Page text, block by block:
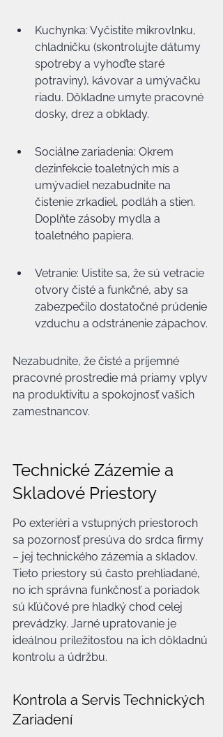
Kuchynka: Vyčistite mikrovlnku,
chladničku (skontrolujte dátumy
spotreby a vyhoďte staré
potraviny), kávovar a umývačku
riadu. Dôkladne umyte pracovné
dosky, drez a obklady.
Sociálne zariadenia: Okrem
dezinfekcie toaletných mís a
umývadiel nezabudnite na
čistenie zrkadiel, podláh a stien.
Doplňte zásoby mydla a
toaletného papiera.
Vetranie: Uistite sa, že sú vetracie
otvory čisté a funkčné, aby sa
zabezpečilo dostatočné prúdenie
vzduchu a odstránenie zápachov.
Nezabudnite, že čisté a príjemné
pracovné prostredie má priamy vplyv
na produktivitu a spokojnosť vašich
zamestnancov.
Technické Zázemie a
Skladové Priestory
Po exteriéri a vstupných priestoroch
sa pozornosť presúva do srdca firmy
– jej technického zázemia a skladov.
Tieto priestory sú často prehliadané,
no ich správna funkčnosť a poriadok
sú kľúčové pre hladký chod celej
prevádzky. Jarné upratovanie je
ideálnou príležitosťou na ich dôkladnú
kontrolu a údržbu.
Kontrola a Servis Technických
Zariadení